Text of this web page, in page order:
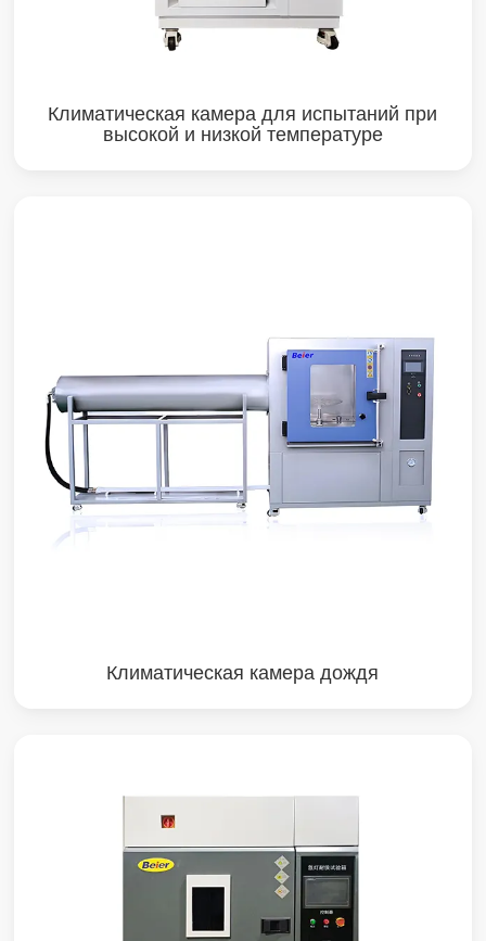
Климатическая камера для испытаний при
высокой и низкой температуре
Климатическая камера дождя